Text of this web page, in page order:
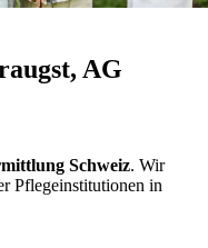
, AG
Schweiz. Wir
Pflegeinstitutionen in